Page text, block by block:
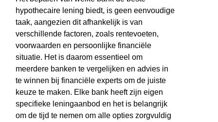
hypothecaire lening biedt, is geen eenvoudige
taak, aangezien dit afhankelijk is van
verschillende factoren, zoals rentevoeten,
voorwaarden en persoonlijke financiële
situatie. Het is daarom essentieel om
meerdere banken te vergelijken en advies in
te winnen bij financiële experts om de juiste
keuze te maken. Elke bank heeft zijn eigen
specifieke leningaanbod en het is belangrijk
om de tijd te nemen om alle opties zorgvuldig